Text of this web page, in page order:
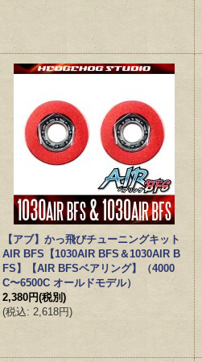
【アブ】かっ飛びチューニングキット
AIR BFS【1030AIR BFS＆1030AIR B
FS】【AIR BFSベアリング】（4000
C〜6500C オールドモデル）
2,380円(税別)
(税込: 2,618円)